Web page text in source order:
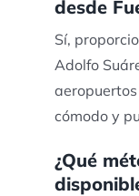
desde
Sí,
Adolfo
cómodo y
¿Qué